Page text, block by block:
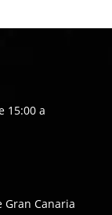
15:00 a
Gran Canaria